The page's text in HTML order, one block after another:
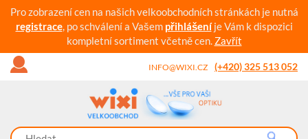
Pro zobrazení cen na našich velkoobchodních stránkách je nutná
registrace, po schválení a Vašem přihlášeníje Vám k dispozici
kompletní sortiment včetně cen. Zavřít
INFO@WIXI.CZ (+420) 325 513 052